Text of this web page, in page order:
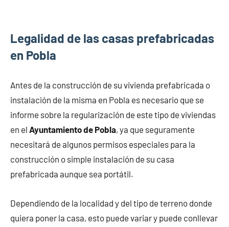
Legalidad de las casas prefabricadas
en Pobla
Antes de la construcción de su vivienda prefabricada o
instalación de la misma en Pobla es necesario que se
informe sobre la regularización de este tipo de viviendas
en el Ayuntamiento de Pobla, ya que seguramente
necesitará de algunos permisos especiales para la
construcción o simple instalación de su casa
prefabricada aunque sea portátil.
Dependiendo de la localidad y del tipo de terreno donde
quiera poner la casa, esto puede variar y puede conllevar